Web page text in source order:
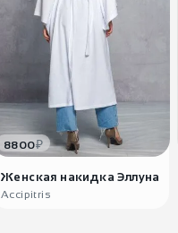
8800₽
Женская накидка Эллуна
Accipitris